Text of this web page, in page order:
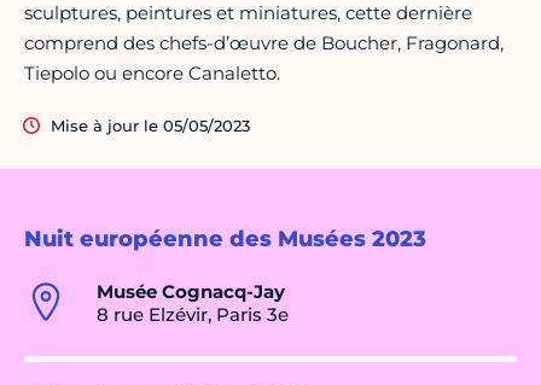
Nuit européenne des Musées 2023
Musée Cognacq-Jay
8 rue Elzévir, Paris 3e
sculptures, peintures et miniatures, cette dernière
comprend des chefs-d’œuvre de Boucher, Fragonard,
Tiepolo ou encore Canaletto.
Mise à jour le 05/05/2023